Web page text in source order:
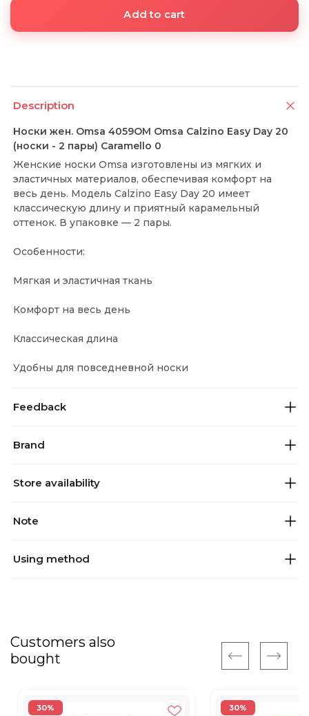
Add to cart
Description
Носки жен. Omsa 4059OM Omsa Calzino Easy Day 20
(носки - 2 пары) Caramello 0
Женские носки Omsa изготовлены из мягких и
эластичных материалов, обеспечивая комфорт на
весь день. Модель Calzino Easy Day 20 имеет
классическую длину и приятный карамельный
оттенок. В упаковке — 2 пары.
Особенности:
Мягкая и эластичная ткань
Комфорт на весь день
Классическая длина
Удобны для повседневной носки
Feedback
Brand
Store availability
Note
Using method
Customers also
bought
30% 30%